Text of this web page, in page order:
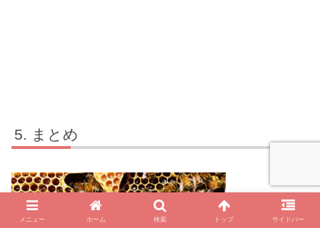
まとめ
メニュー ホーム 検索 トップ サイドバー